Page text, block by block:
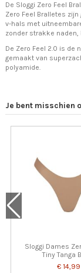
De Sloggi Zero Feel
Zero Feel Bralletes
v-hals met
zonder strakke naden,
De Zero Feel 2.0 is de
gemaakt van
polyamide.
Je bent misschien
Sloggi Dames
Tiny Tanga
€ 14,99